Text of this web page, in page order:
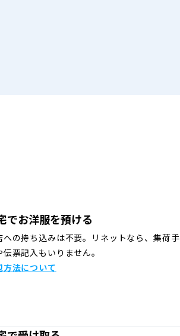
でお洋服を預ける
への持ち込みは不要。リネットなら、集荷手
伝票記入もいりません。
方法について